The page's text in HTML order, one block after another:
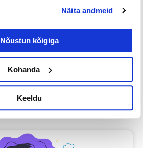
Näita andmeid
Nõustun kõigiga
Kohanda
Keeldu
JÄRGMINE
Loe lisaks